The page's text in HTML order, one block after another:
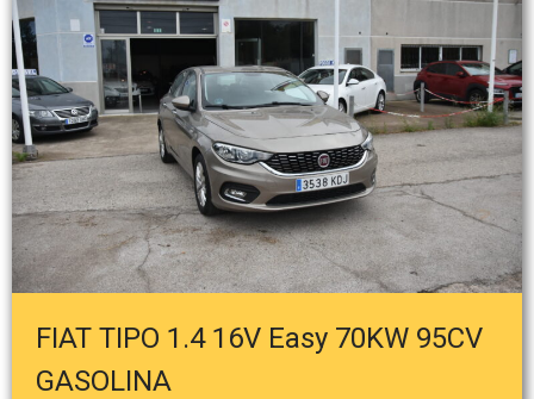
FIAT TIPO 1.4 16V Easy 70KW 95CV
GASOLINA